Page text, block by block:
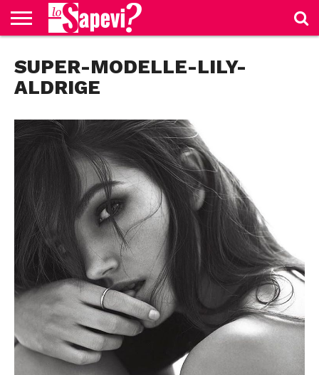
BENESSERE
GOSSIP
PRODOTTI
AMAZON
NEWS
CASA E
CUCINA
SUPER-MODELLE-LILY-
ALDRIGE